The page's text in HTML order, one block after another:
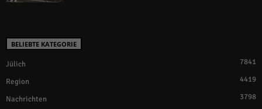
BELIEBTE KATEGORIE
Jülich 7841
Region 4419
Nachrichten 3798